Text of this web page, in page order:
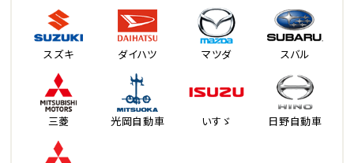
スズキ ダイハツ マツダ スバル
三菱 光岡自動車 いすゞ 日野自動車